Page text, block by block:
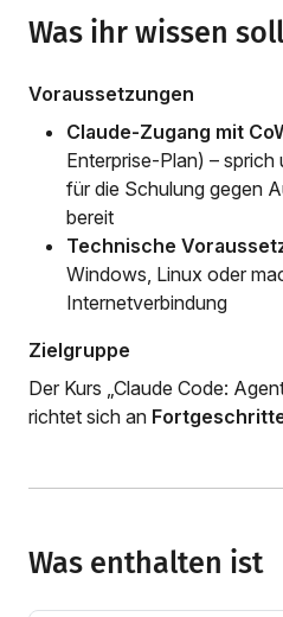
Was ihr wissen
Voraussetzungen
Claude-Zugang mit
Enterprise-Plan) – sprich
für die Schulung gegen
bereit
Technische
Windows, Linux oder
Internetverbindung
Zielgruppe
Der Kurs „Claude Code:
richtet sich an
Was enthalten ist